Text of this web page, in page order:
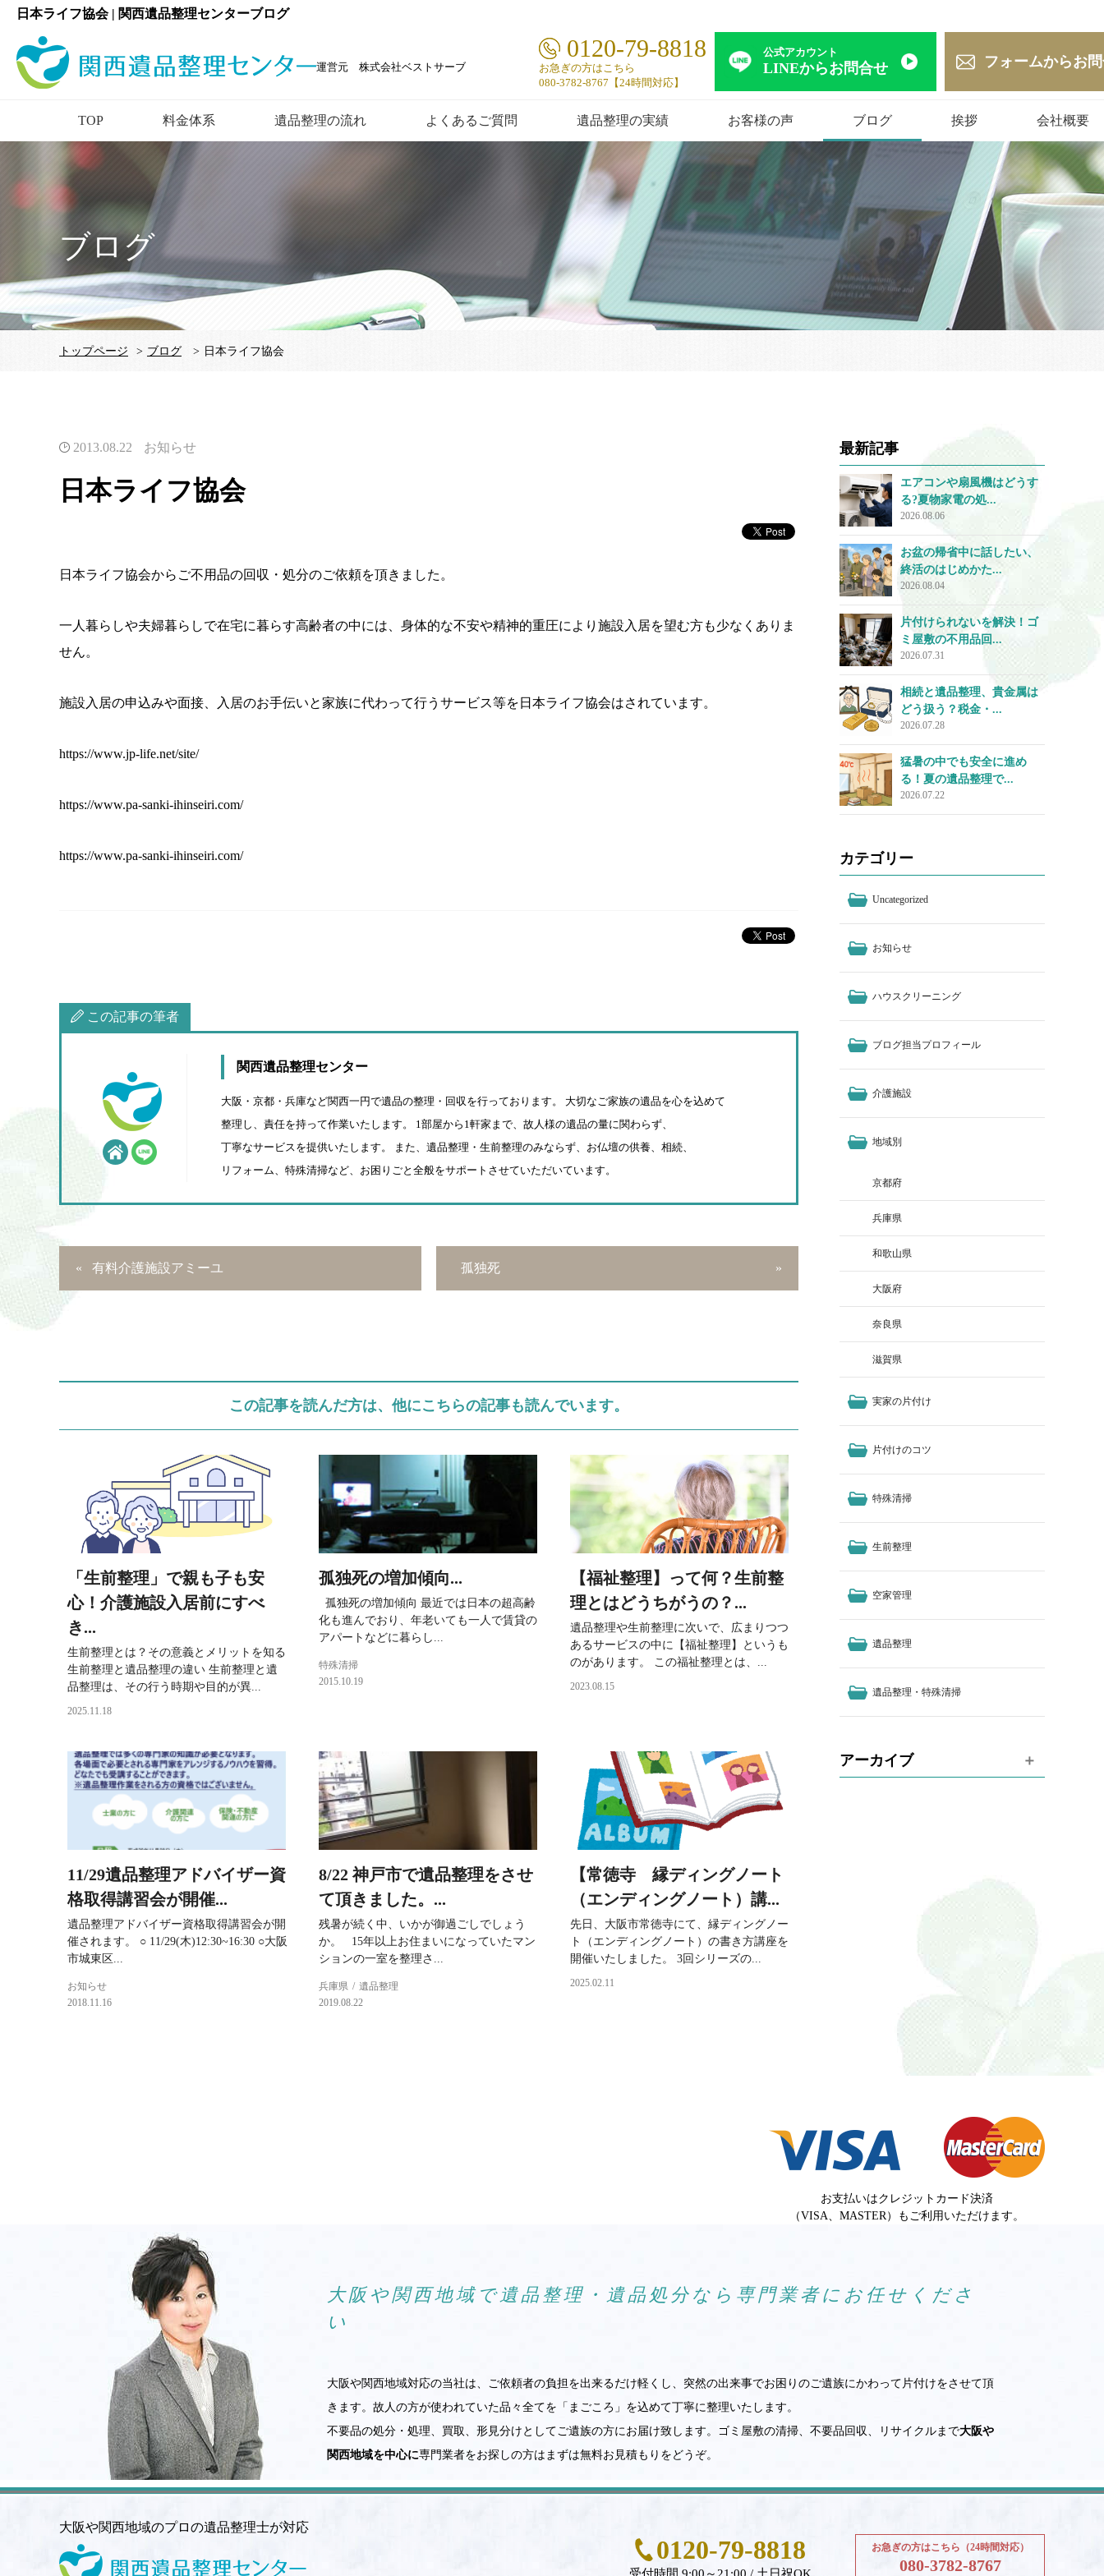
日本ライフ協会 | 関西遺品整理センターブログ
運営元 株式会社ベストサーブ
0120-79-8818
お急ぎの方はこちら
080-3782-8767【24時間対応】
フォームからお
公式アカウント
LINEからお問合せ
TOP 料金体系 遺品整理の流れ よくあるご質問 遺品整理の実績 お客様の声 ブログ 挨拶 会社概要
ブログ
トップページ > ブログ > 日本ライフ協会
2013.08.22 お知らせ
日本ライフ協会
日本ライフ協会からご不用品の回収・処分のご依頼を頂きました。
一人暮らしや夫婦暮らしで在宅に暮らす高齢者の中には、身体的な不安や精神的重圧により施設入居を望む方も少なくありま
せん。
施設入居の申込みや面接、入居のお手伝いと家族に代わって行うサービス等を日本ライフ協会はされています。
https://www.jp-life.net/site/
https://www.pa-sanki-ihinseiri.com/
https://www.pa-sanki-ihinseiri.com/
この記事の筆者
関西遺品整理センター
大阪・京都・兵庫など関西一円で遺品の整理・回収を行っております。 大切なご家族の遺品を心を込めて
整理し、責任を持って作業いたします。 1部屋から1軒家まで、故人様の遺品の量に関わらず、
丁寧なサービスを提供いたします。 また、遺品整理・生前整理のみならず、お仏壇の供養、相続、
リフォーム、特殊清掃など、お困りごと全般をサポートさせていただいています。
有料介護施設アミーユ 孤独死
この記事を読んだ方は、他にこちらの記事も読んでいます。
「生前整理」で親も子も安
心！介護施設入居前にすべ
き...
生前整理とは？その意義とメリットを知る
生前整理と遺品整理の違い 生前整理と遺
品整理は、その行う時期や目的が異...
2025.11.18
孤独死の増加傾向...
孤独死の増加傾向 最近では日本の超高齢
化も進んでおり、年老いても一人で賃貸の
アパートなどに暮らし...
特殊清掃
2015.10.19
【福祉整理】って何？生前整
理とはどうちがうの？...
遺品整理や生前整理に次いで、広まりつつ
あるサービスの中に【福祉整理】というも
のがあります。 この福祉整理とは、...
2023.08.15
11/29遺品整理アドバイザー資
格取得講習会が開催...
遺品整理アドバイザー資格取得講習会が開
催されます。 ○ 11/29(木)12:30~16:30 ○大阪
市城東区...
お知らせ
2018.11.16
8/22 神戸市で遺品整理をさせ
て頂きました。...
残暑が続く中、いかが御過ごしでしょう
か。 15年以上お住まいになっていたマン
ションの一室を整理さ...
兵庫県
遺品整理
2019.08.22
【常徳寺 縁ディングノート
（エンディングノート）講...
先日、大阪市常徳寺にて、縁ディングノー
ト（エンディングノート）の書き方講座を
開催いたしました。 3回シリーズの...
2025.02.11
最新記事
エアコンや扇風機はどうす
る?夏物家電の処...
2026.08.06
お盆の帰省中に話したい、
終活のはじめかた...
2026.08.04
片付けられないを解決！ゴ
ミ屋敷の不用品回...
2026.07.31
相続と遺品整理、貴金属は
どう扱う？税金・...
2026.07.28
猛暑の中でも安全に進め
る！夏の遺品整理で...
2026.07.22
カテゴリー
Uncategorized
お知らせ
ハウスクリーニング
ブログ担当プロフィール
介護施設
地域別
京都府
兵庫県
和歌山県
大阪府
奈良県
滋賀県
実家の片付け
片付けのコツ
特殊清掃
生前整理
空家管理
遺品整理
遺品整理・特殊清掃
アーカイブ
お支払いはクレジットカード決済
（VISA、MASTER）もご利用いただけます。
大阪や関西地域で遺品整理・遺品処分なら専門業者にお任せくださ
い
大阪や関西地域対応の当社は、ご依頼者の負担を出来るだけ軽くし、突然の出来事でお困りのご遺族にかわって片付けをさせて頂
きます。故人の方が使われていた品々全てを「まごころ」を込めて丁寧に整理いたします。
不要品の処分・処理、買取、形見分けとしてご遺族の方にお届け致します。ゴミ屋敷の清掃、不要品回収、リサイクルまで大阪や
関西地域を中心に専門業者をお探しの方はまずは無料お見積もりをどうぞ。
大阪や関西地域のプロの遺品整理士が対応
0120-79-8818 お急ぎの方はこちら（24時間対応）
080-3782-8767